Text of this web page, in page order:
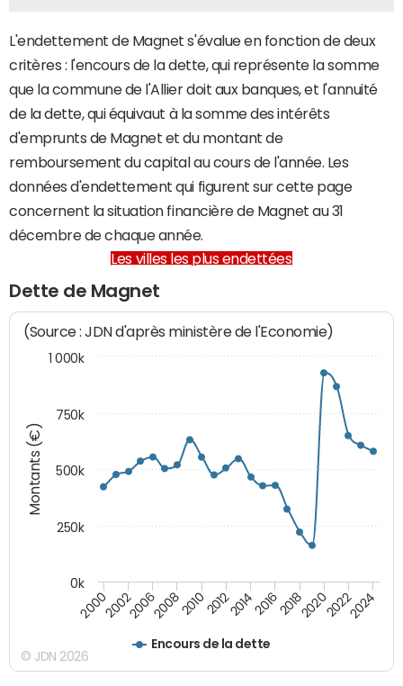
L'endettement de Magnet s'évalue en fonction de deux
critères : l'encours de la dette, qui représente la somme
que la commune de l'Allier doit aux banques, et l'annuité
de la dette, qui équivaut à la somme des intérêts
d'emprunts de Magnet et du montant de
remboursement du capital au cours de l'année. Les
données d'endettement qui figurent sur cette page
concernent la situation financière de Magnet au 31
décembre de chaque année.
Les villes les plus endettées
Dette de Magnet
Montants (€)
(Source : JDN d'après ministère de l'Economie)
Encours de la dette
200020022006200820102012201420162018202020222024
0k
1 000k
250k
500k
750k
© JDN 2026